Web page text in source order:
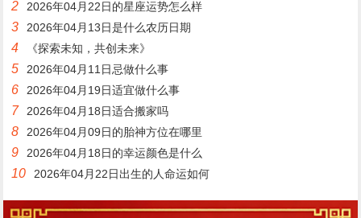
2 2026年04月22日的星座运势怎么样
3 2026年04月13日是什么农历日期
4 《探索未知，共创未来》
5 2026年04月11日忌做什么事
6 2026年04月19日适宜做什么事
7 2026年04月18日适合搬家吗
8 2026年04月09日的胎神方位在哪里
9 2026年04月18日的幸运颜色是什么
10 2026年04月22日出生的人命运如何